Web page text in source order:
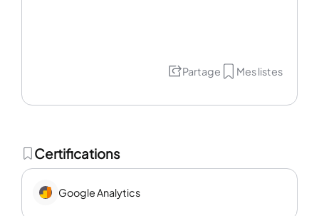
Partage Mes listes
Certifications
Google Analytics